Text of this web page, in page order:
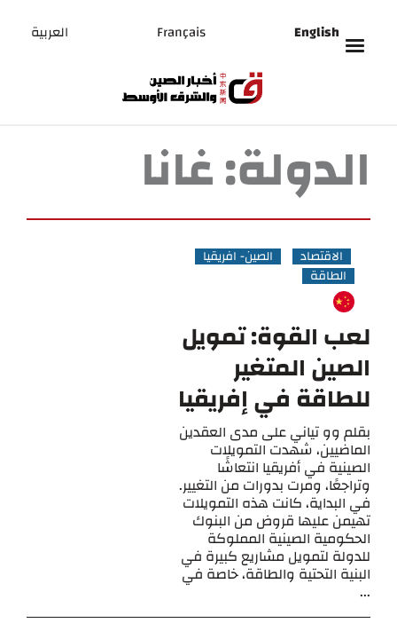
English
Français العربية
الدولة:غانا
الاقتصاد
الصين- افريقيا
الطاقة
لعب القوة: تمويل
الصين المتغير
للطاقة في إفريقيا
بقلم وو تياني على مدى العقدين
الماضيين، شهدت التمويلات
الصينية في أفريقيا انتعاشًا
وتراجعًا، ومرت بدورات من التغيير.
في البداية، كانت هذه التمويلات
تهيمن عليها قروض من البنوك
الحكومية الصينية المملوكة
للدولة لتمويل مشاريع كبيرة في
البنية التحتية والطاقة، خاصة في
...